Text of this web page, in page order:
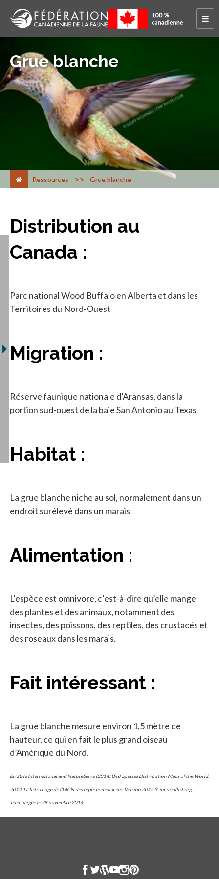
Grue blanche
Ressources > Grue blanche
Distribution au
Canada :
Parc national Wood Buffalo en Alberta et dans les
Territoires du Nord-Ouest
Migration :
Réserve faunique nationale d’Aransas, dans la
portion sud-ouest de la baie San Antonio au Texas
Habitat :
La grue blanche niche au sol, normalement dans un
endroit surélevé dans un marais.
Alimentation :
L’espèce est omnivore, c’est-à-dire qu’elle mange
des plantes et des animaux, notamment des
insectes, des poissons, des reptiles, des crustacés et
des roseaux dans les marais.
Fait intéressant :
La grue blanche mesure environ 1,5 mètre de
hauteur, ce qui en fait le plus grand oiseau
d’Amérique du Nord.
BirdLife International and NatureServe (2014) Bird Species Distribution Maps of the World.
2014. La liste rouge de l’UICN des espèces menacées. Version 2014.3. iucnredlist.org.
Téléchargée le 28 novembre 2014.